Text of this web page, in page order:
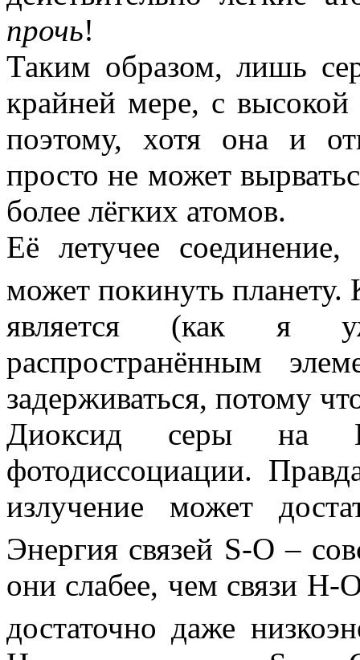
прочь!
Таким образом, лишь
крайней мере, с
поэтому, хотя она и
просто не может
более лёгких атомов.
Её летучее
может покинуть планету.
является (как я
распространённым
задерживаться, потому
Диоксид серы на
фотодиссоциации.
излучение может
Энергия связей S-O –
они слабее, чем связи
достаточно даже